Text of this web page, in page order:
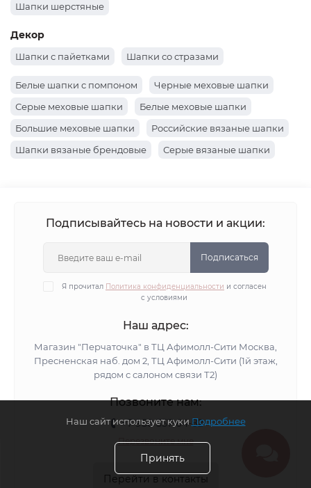
Шапки шерстяные
Декор
Шапки с пайетками Шапки со стразами
Белые шапки с помпоном
Черные меховые шапки
Серые меховые шапки
Белые меховые шапки
Большие меховые шапки
Российские вязаные шапки
Шапки вязаные брендовые
Серые вязаные шапки
Вязаные бордовые шапки
Шапки вязаные голубые
Вязаные шапки с пайетками
Вязаные шапки со стразами
Вязаные шапки из хлопка
Шапки вязаные с флисом
Вязаные шапки альпака
Шапки вязаные мохер
Хлопковые вязаные шапки
Шапки зимние вязаные с козырьком
Зимние шапки вязаные черные
Вязаные шапки с помпоном
Желтые шапки бини
Синие шапки бини
Подписывайтесь на новости и акции:
Подписаться
Я прочитал Политика конфиденциальности и согласен
с условиями
Наш адрес:
Магазин "Перчаточка" в ТЦ Афимолл-Сити Москва,
Пресненская наб. дом 2, ТЦ Афимолл-Сити (1й этаж,
рядом с салоном связи Т2)
Позвоните нам:
+7 958 557-64-82
Перезвоните мне
Перейти в контакты
Наш сайт использует куки Подробнее
Принять